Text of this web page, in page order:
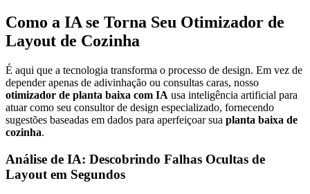
Como a IA se Torna Seu Otimizador de
Layout de Cozinha
É aqui que a tecnologia transforma o processo de design. Em vez de
depender apenas de adivinhação ou consultas caras, nosso
otimizador de planta baixa com IA usa inteligência artificial para
atuar como seu consultor de design especializado, fornecendo
sugestões baseadas em dados para aperfeiçoar sua planta baixa de
cozinha.
Análise de IA: Descobrindo Falhas Ocultas de
Layout em Segundos